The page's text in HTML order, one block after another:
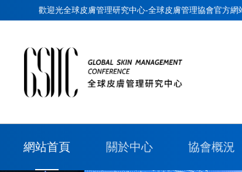
歡迎光全球皮膚管理研究中心-全球皮膚管理協會官方網
網站首頁 關於中心 協會概況